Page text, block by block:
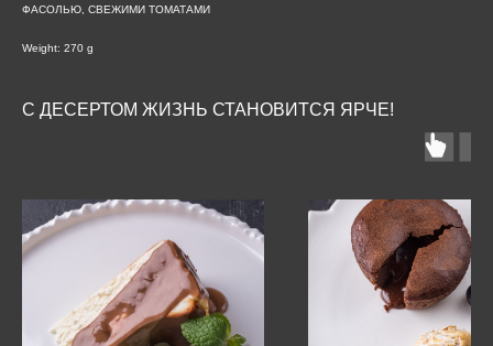
ФАСОЛЬЮ, СВЕЖИМИ ТОМАТАМИ
Weight: 270 g
С ДЕСЕРТОМ ЖИЗНЬ СТАНОВИТСЯ ЯРЧЕ!